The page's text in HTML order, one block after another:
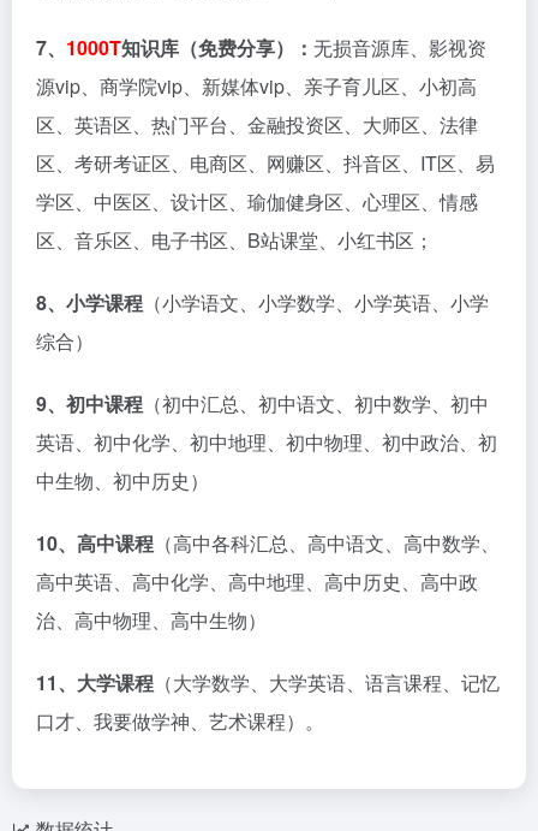
7、 1000T知识库（免费分享）： 无损音源库、影视资
源vip、商学院vip、新媒体vip、亲子育儿区、小初高
区、英语区、热门平台、金融投资区、大师区、法律
区、考研考证区、电商区、网赚区、抖音区、IT区、易
学区、中医区、设计区、瑜伽健身区、心理区、情感
区、音乐区、电子书区、B站课堂、小红书区；
8、小学课程 （小学语文、小学数学、小学英语、小学
综合）
9、初中课程 （初中汇总、初中语文、初中数学、初中
英语、初中化学、初中地理、初中物理、初中政治、初
中生物、初中历史）
10、高中课程 （高中各科汇总、高中语文、高中数学、
高中英语、高中化学、高中地理、高中历史、高中政
治、高中物理、高中生物）
11、大学课程 （大学数学、大学英语、语言课程、记忆
口才、我要做学神、艺术课程）。